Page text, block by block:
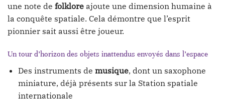
une note de folklore ajoute une dimension humaine à
la conquête spatiale. Cela démontre que l’esprit
pionnier sait aussi être joueur.
Un tour d’horizon des objets inattendus envoyés dans l’espace
Des instruments de musique, dont un saxophone
miniature, déjà présents sur la Station spatiale
internationale